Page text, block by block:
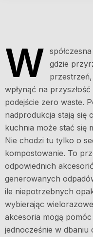
W gdzie
wpłynąć na
podejście zero waste.
nadprodukcja stają się
kuchnia może stać się
Nie chodzi tu tylko o
kompostowanie. To
odpowiednich
generowanych
ile niepotrzebnych
wybierając
akcesoria mogą
jednocześnie w dbaniu